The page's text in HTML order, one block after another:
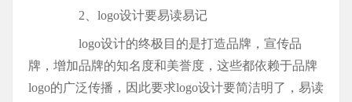
2、logo设计要易读易记
logo设计的终极目的是打造品牌，宣传品
牌，增加品牌的知名度和美誉度，这些都依赖于品牌
logo的广泛传播，因此要求logo设计要简洁明了，易读